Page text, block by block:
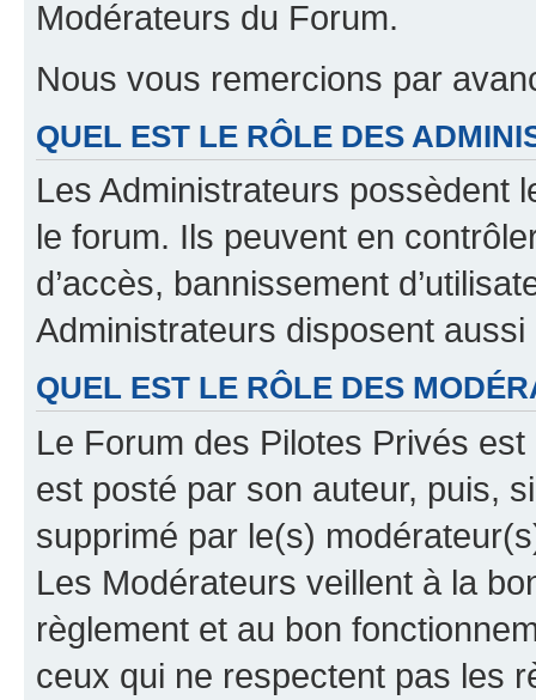
Modérateurs du Forum.
Nous vous remercions par
QUEL EST LE RÔLE DES
Les Administrateurs possèdent
le forum. Ils peuvent en
d’accès, bannissement
Administrateurs disposent
QUEL EST LE RÔLE DES
Le Forum des Pilotes Privés
est posté par son auteur, puis,
supprimé par le(s)
Les Modérateurs veillent à la
règlement et au bon
ceux qui ne respectent pas les